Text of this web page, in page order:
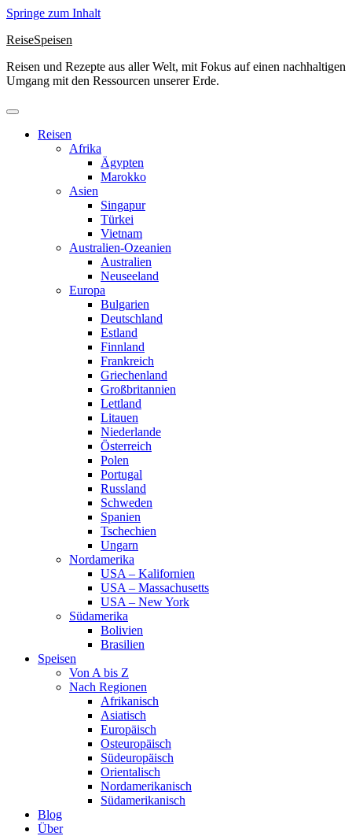
Springe zum Inhalt
ReiseSpeisen
Reisen und Rezepte aus aller Welt, mit Fokus auf einen nachhaltigen
Umgang mit den Ressourcen unserer Erde.
Reisen
Afrika
Ägypten
Marokko
Asien
Singapur
Türkei
Vietnam
Australien-Ozeanien
Australien
Neuseeland
Europa
Bulgarien
Deutschland
Estland
Finnland
Frankreich
Griechenland
Großbritannien
Lettland
Litauen
Niederlande
Österreich
Polen
Portugal
Russland
Schweden
Spanien
Tschechien
Ungarn
Nordamerika
USA – Kalifornien
USA – Massachusetts
USA – New York
Südamerika
Bolivien
Brasilien
Speisen
Von A bis Z
Nach Regionen
Afrikanisch
Asiatisch
Europäisch
Osteuropäisch
Südeuropäisch
Orientalisch
Nordamerikanisch
Südamerikanisch
Blog
Über